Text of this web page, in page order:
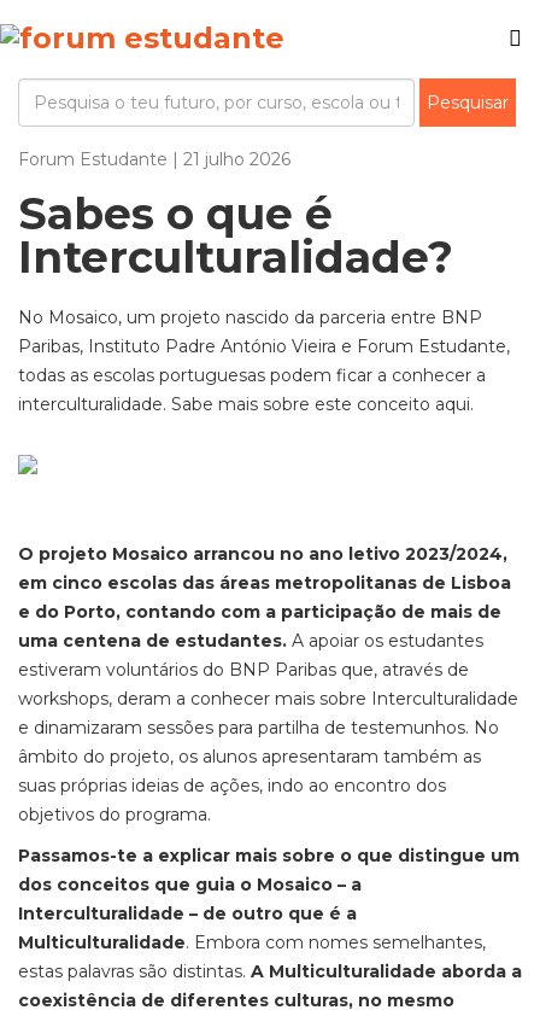
Forum Estudante | 21 julho 2026
Sabes o que é
Interculturalidade?
No Mosaico, um projeto nascido da parceria entre BNP
Paribas, Instituto Padre António Vieira e Forum Estudante,
todas as escolas portuguesas podem ficar a conhecer a
interculturalidade. Sabe mais sobre este conceito aqui.
O projeto Mosaico arrancou no ano letivo 2023/2024,
em cinco escolas das áreas metropolitanas de Lisboa
e do Porto, contando com a participação de mais de
uma centena de estudantes. A apoiar os estudantes
estiveram voluntários do BNP Paribas que, através de
workshops, deram a conhecer mais sobre Interculturalidade
e dinamizaram sessões para partilha de testemunhos. No
âmbito do projeto, os alunos apresentaram também as
suas próprias ideias de ações, indo ao encontro dos
objetivos do programa.
Passamos-te a explicar mais sobre o que distingue um
dos conceitos que guia o Mosaico – a
Interculturalidade – de outro que é a
Multiculturalidade. Embora com nomes semelhantes,
estas palavras são distintas. A Multiculturalidade aborda a
coexistência de diferentes culturas, no mesmo